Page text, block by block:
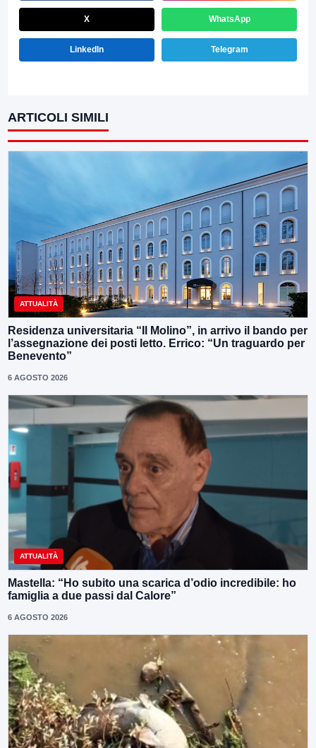
X WhatsApp
LinkedIn Telegram
ARTICOLI SIMILI
ATTUALITÀ
Residenza universitaria “Il Molino”, in arrivo il bando per
l’assegnazione dei posti letto. Errico: “Un traguardo per
Benevento”
6 AGOSTO 2026
ATTUALITÀ
Mastella: “Ho subito una scarica d’odio incredibile: ho
famiglia a due passi dal Calore”
6 AGOSTO 2026